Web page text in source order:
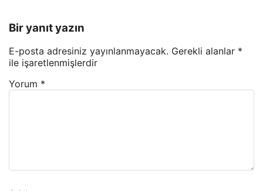
Bir yanıt yazın
E-posta adresiniz yayınlanmayacak. Gerekli alanlar *
ile işaretlenmişlerdir
Yorum *